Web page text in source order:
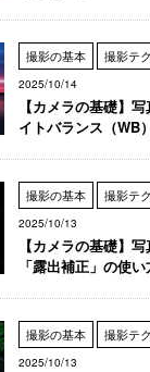
撮影の基本 撮影テ
2025/10/14
【カメラの基礎】
イトバランス（WB
撮影の基本 撮影テ
2025/10/13
【カメラの基礎】
「露出補正」の使
撮影の基本 撮影テ
2025/10/13